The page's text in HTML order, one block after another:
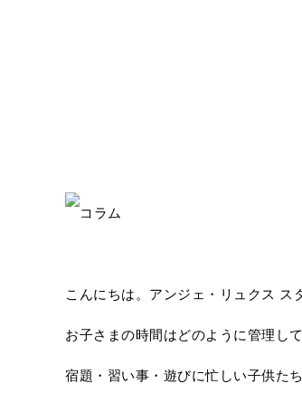
こんにちは。アンジェ・リュクス ス
お子さまの時間はどのように管理して
宿題・習い事・遊びに忙しい子供た